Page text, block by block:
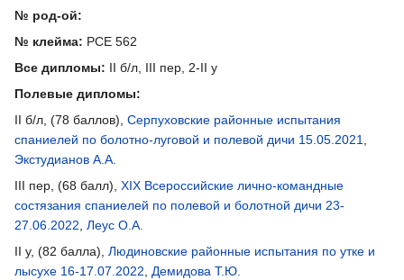
№ род-ой:
№ клейма: PCE 562
Все дипломы: II б/л, III пер, 2-II у
Полевые дипломы:
II б/л, (78 баллов), Серпуховские районные испытания
спаниелей по болотно-луговой и полевой дичи 15.05.2021,
Экстудианов А.А.
III пер, (68 балл), XIX Всероссийские лично-командные
состязания спаниелей по полевой и болотной дичи 23-
27.06.2022, Леус О.А.
II у, (82 балла), Людиновские районные испытания по утке и
лысухе 16-17.07.2022, Демидова Т.Ю.